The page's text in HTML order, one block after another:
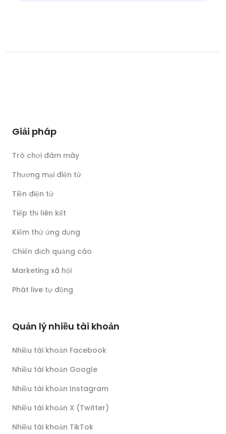
Giải pháp
Trò chơi đám mây
Thương mại điện tử
Tiền điện tử
Tiếp thị liên kết
Kiểm thử ứng dụng
Chiến dịch quảng cáo
Marketing xã hội
Phát live tự động
Quản lý nhiều tài khoản
Nhiều tài khoản Facebook
Nhiều tài khoản Google
Nhiều tài khoản Instagram
Nhiều tài khoản X (Twitter)
Nhiều tài khoản TikTok